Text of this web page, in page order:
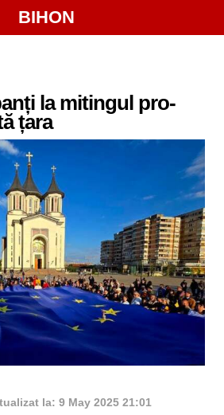
BIHON
la mitingul pro-
țara
la: 9 May 2025 21:01